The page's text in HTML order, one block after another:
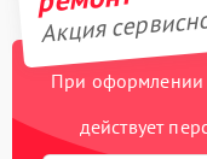
Акция
При оформлении
действует